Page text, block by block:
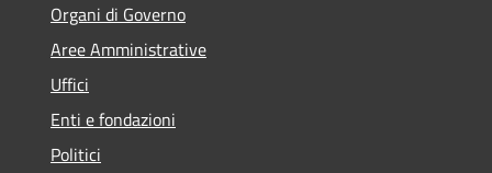
Organi di Governo
Aree Amministrative
Uffici
Enti e fondazioni
Politici